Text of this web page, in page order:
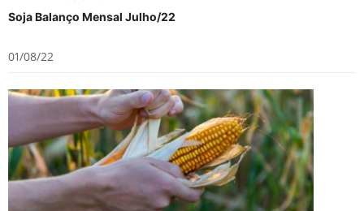
Soja Balanço Mensal Julho/22
01/08/22